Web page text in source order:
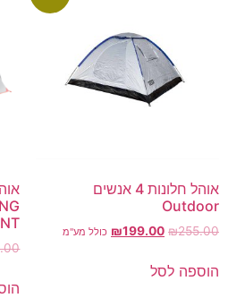
אוהל חלונות 4 אנשים
Outdoor
₪255.00
₪199.00 כולל מע"מ
הוספה לסל